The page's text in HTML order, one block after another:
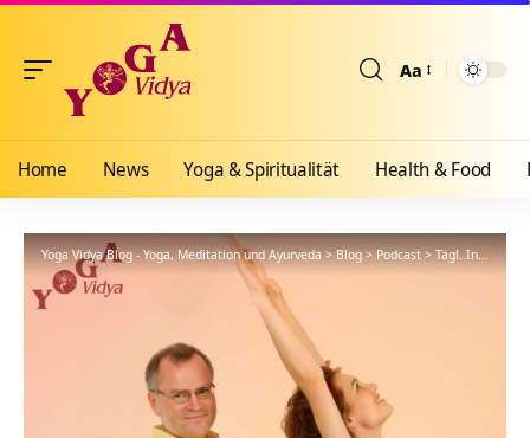
Aa
Home News Yoga & Spiritualität Health & Food
Yoga Vidya Blog - Yoga, Meditation und Ayurveda>Blog>Podcast>Tägl. Inspiration